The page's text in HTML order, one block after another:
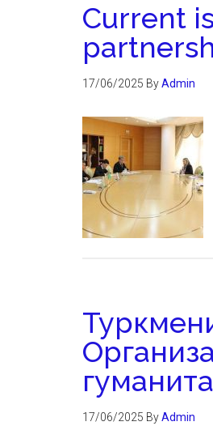
Current
17/06/2025 ByAdmin
17/06/2025 ByAdmin